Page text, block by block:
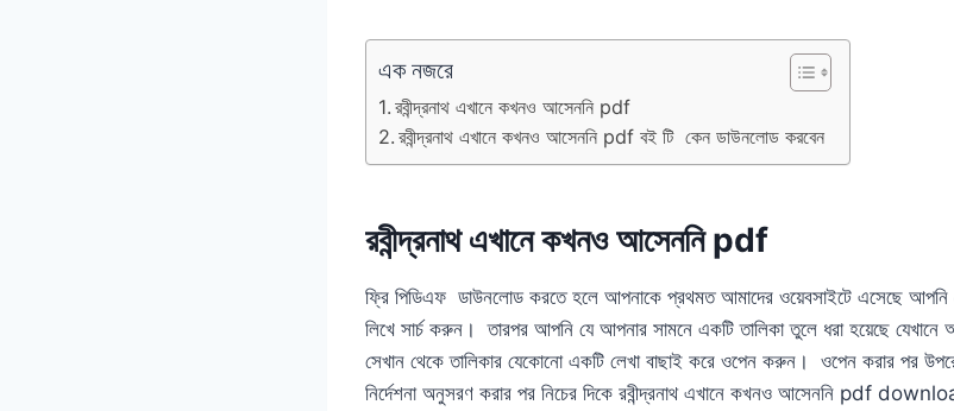
এক নজরে
রবীন্দ্রনাথ এখানে কখনও আসেননি pdf
রবীন্দ্রনাথ এখানে কখনও আসেননি pdf বই টি কেন ডাউনলোড করবেন
রবীন্দ্রনাথ এখানে কখনও আসেননি pdf
ফ্রি পিডিএফ ডাউনলোড করতে হলে আপনাকে প্রথমত আমাদের ওয়েবসাইটে এসেছে আপনি
লিখে সার্চ করুন। তারপর আপনি যে আপনার সামনে একটি তালিকা তুলে ধরা হয়েছে যেখানে
সেখান থেকে তালিকার যেকোনো একটি লেখা বাছাই করে ওপেন করুন। ওপেন করার পর
নির্দেশনা অনুসরণ করার পর নিচের দিকে রবীন্দ্রনাথ এখানে কখনও আসেননি pdf